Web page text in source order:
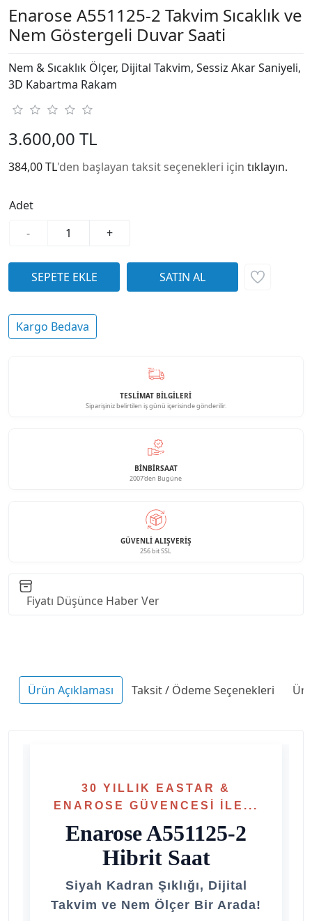
Enarose A551125-2 Takvim Sıcaklık ve
Nem Göstergeli Duvar Saati
Nem & Sıcaklık Ölçer, Dijital Takvim, Sessiz Akar Saniyeli,
3D Kabartma Rakam
3.600,00 TL
384,00 TL'den başlayan taksit seçenekleri için tıklayın.
Adet
-
+
Kargo Bedava
TESLİMAT BİLGİLERİ
Siparişiniz belirtilen iş günü içerisinde gönderilir.
BINBIRSAAT
2007'den Bugüne
GÜVENLI ALIŞVERIŞ
256 bit SSL
Fiyatı Düşünce Haber Ver
Ürün Açıklaması Taksit / Ödeme Seçenekleri
30 YILLIK EASTAR &
ENAROSE GÜVENCESI İLE...
Enarose A551125-2
Hibrit Saat
Siyah Kadran Şıklığı, Dijital
Takvim ve Nem Ölçer Bir Arada!